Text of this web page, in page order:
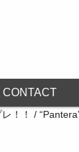
CONTACT
レ！！ /